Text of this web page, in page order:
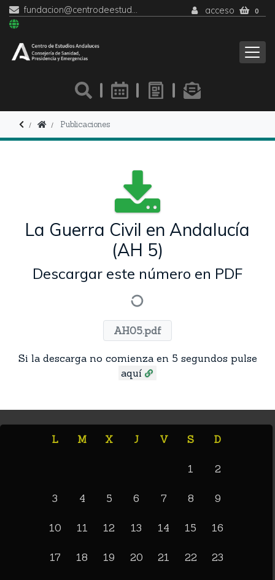
fundacion@centrodeestudiosandaluces.es acceso 0
Publicaciones
La Guerra Civil en Andalucía
(AH 5)
Descargar este número en PDF
AH05.pdf
Si la descarga no comienza en 5 segundos pulse
aquí
L M X J V S D
1 2
3 4 5 6 7 8 9
10 11 12 13 14 15 16
17 18 19 20 21 22 23